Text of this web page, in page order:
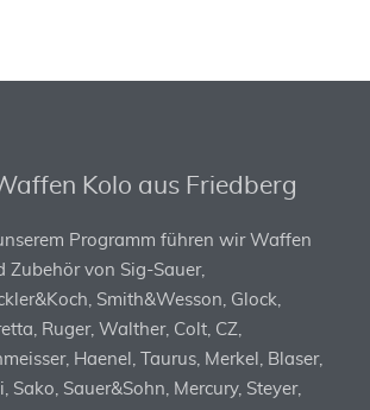
Kolo aus Friedberg
Programm führen wir Waffen
Zubehör von Sig-Sauer,
Smith&Wesson, Glock,
Ruger, Walther, Colt, CZ,
Haenel, Taurus, Merkel, Blaser,
Sako, Sauer&Sohn, Mercury, Steyer,